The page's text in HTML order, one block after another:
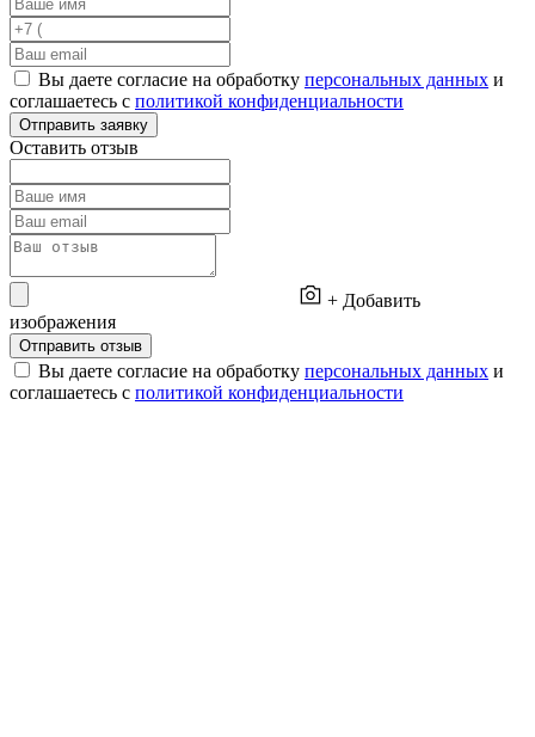
Вы даете согласие на обработку персональных данных и
соглашаетесь с политикой конфиденциальности
Отправить заявку
Оставить отзыв
+ Добавить
изображения
Отправить отзыв
Вы даете согласие на обработку персональных данных и
соглашаетесь с политикой конфиденциальности